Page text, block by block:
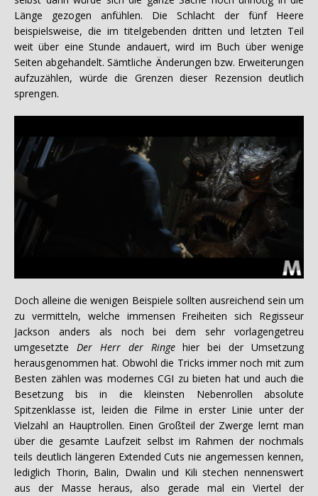
Länge gezogen anfühlen. Die Schlacht der fünf Heere
beispielsweise, die im titelgebenden dritten und letzten Teil
weit über eine Stunde andauert, wird im Buch über wenige
Seiten abgehandelt. Sämtliche Änderungen bzw. Erweiterungen
aufzuzählen, würde die Grenzen dieser Rezension deutlich
sprengen.
Doch alleine die wenigen Beispiele sollten ausreichend sein um
zu vermitteln, welche immensen Freiheiten sich Regisseur
Jackson anders als noch bei dem sehr vorlagengetreu
umgesetzte Der Herr der Ringehier bei der Umsetzung
herausgenommen hat. Obwohl die Tricks immer noch mit zum
Besten zählen was modernes CGI zu bieten hat und auch die
Besetzung bis in die kleinsten Nebenrollen absolute
Spitzenklasse ist, leiden die Filme in erster Linie unter der
Vielzahl an Hauptrollen. Einen Großteil der Zwerge lernt man
über die gesamte Laufzeit selbst im Rahmen der nochmals
teils deutlich längeren Extended Cuts nie angemessen kennen,
lediglich Thorin, Balin, Dwalin und Kili stechen nennenswert
aus der Masse heraus, also gerade mal ein Viertel der